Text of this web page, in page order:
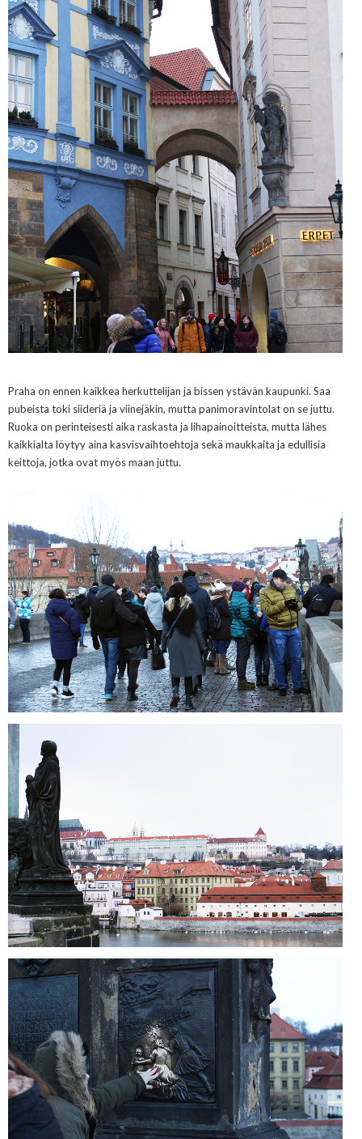
Praha on ennen kaikkea herkuttelijan ja bissen ystävän kaupunki. Saa
pubeista toki siideriä ja viinejäkin, mutta panimoravintolat on se juttu.
Ruoka on perinteisesti aika raskasta ja lihapainoitteista, mutta lähes
kaikkialta löytyy aina kasvisvaihtoehtoja sekä maukkaita ja edullisia
keittoja, jotka ovat myös maan juttu.